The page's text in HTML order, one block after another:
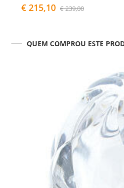
€ 215,10 € 239,00
QUEM COMPROU ESTE